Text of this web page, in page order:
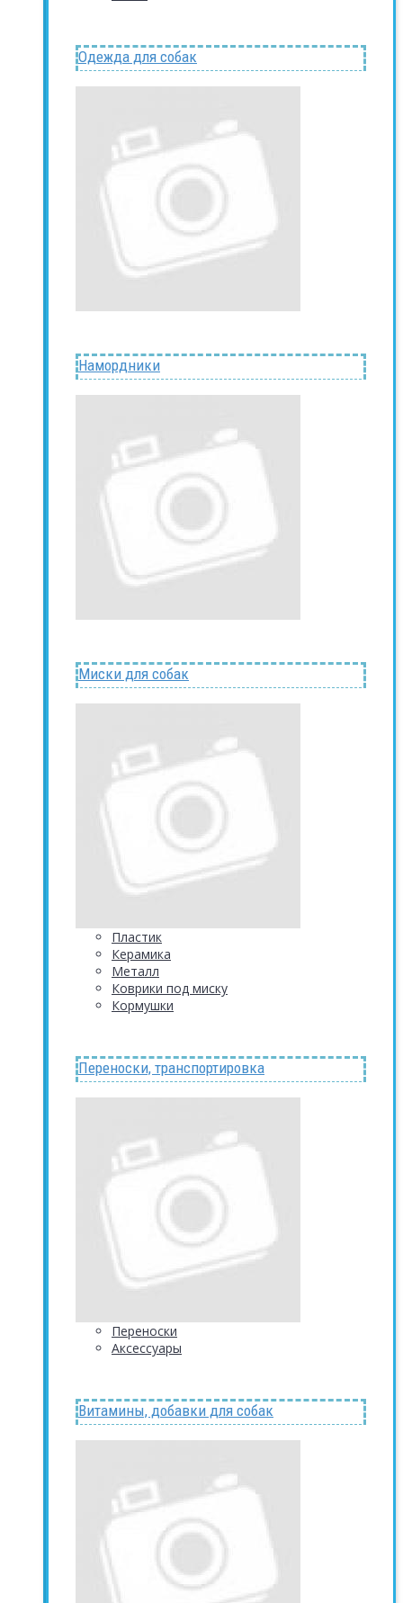
Одежда для собак
Намордники
Миски для собак
Пластик
Керамика
Металл
Коврики под миску
Кормушки
Переноски, транспортировка
Переноски
Аксессуары
Витамины, добавки для собак